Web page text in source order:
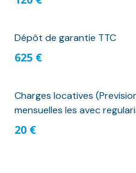
Dépôt de garantie TTC
625 €
Charges locatives
mensuelles les avec
20 €